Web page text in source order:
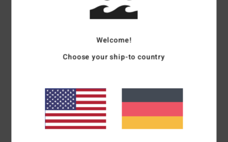
Farbcodechi
Leinen Lyocell-Mischgewebe
Ärmel:kurzärmlig
Verschluss:Verschluss zum Knöpfen
Taschen:Brusttasche
Weitere Merkmale:Bedrucktes gewebtes Oberteil mit
Welcome!
Choose your ship-to country